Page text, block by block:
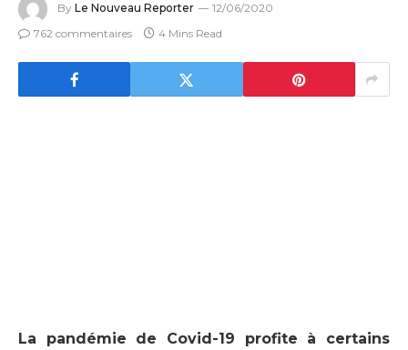
By Le Nouveau Reporter
12/06/2020
762 commentaires
4 Mins Read
La pandémie de Covid-19 profite à certains